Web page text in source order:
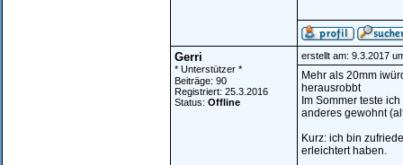
Gerri
* Unterstützer *
Beiträge: 90
Registriert: 25.3.2016
Status: Offline
erstellt am: 9.3.2017
Mehr als 20mm
herausrobbt
Im Sommer teste
anderes gewohnt
Kurz: ich bin
erleichtert haben.